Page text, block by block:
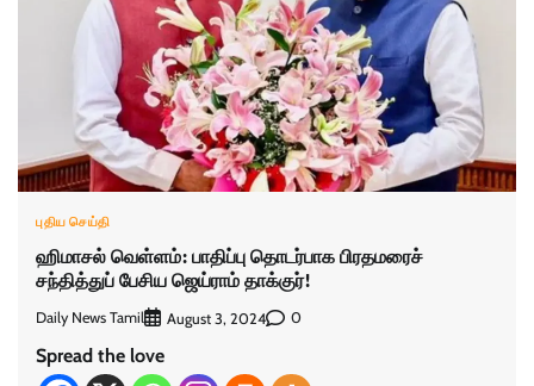
புதிய செய்தி
ஹிமாசல் வெள்ளம்: பாதிப்பு தொடர்பாக பிரதமரைச்
சந்தித்துப் பேசிய ஜெய்ராம் தாக்குர்!
Daily News Tamil August 3, 2024 0
Spread the love